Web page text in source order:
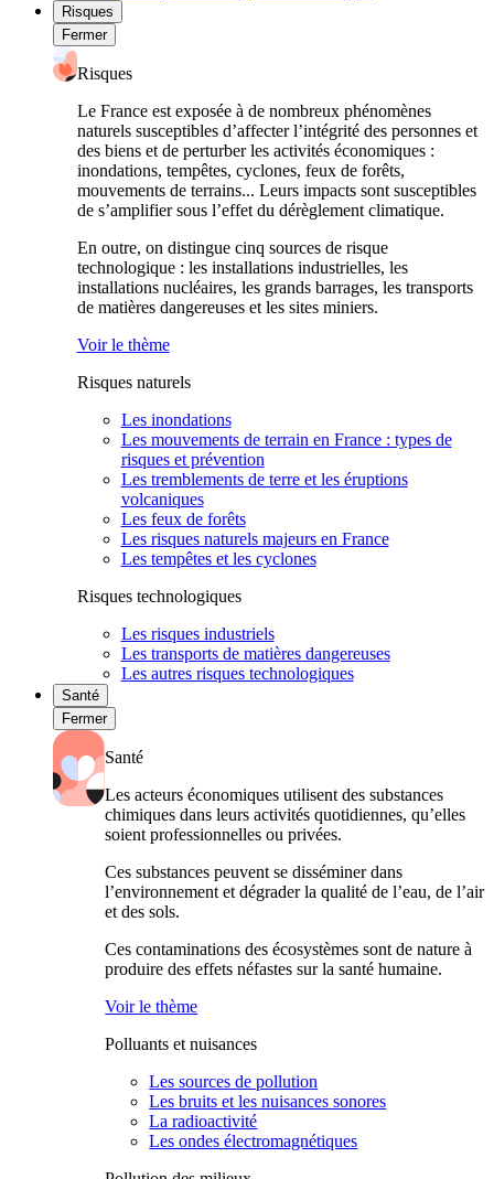
Risques
Fermer
Risques
Le France est exposée à de nombreux phénomènes
naturels susceptibles d’affecter l’intégrité des personnes et
des biens et de perturber les activités économiques :
inondations, tempêtes, cyclones, feux de forêts,
mouvements de terrains... Leurs impacts sont susceptibles
de s’amplifier sous l’effet du dérèglement climatique.
En outre, on distingue cinq sources de risque
technologique : les installations industrielles, les
installations nucléaires, les grands barrages, les transports
de matières dangereuses et les sites miniers.
Voir le thème
Risques naturels
Les inondations
Les mouvements de terrain en France : types de
risques et prévention
Les tremblements de terre et les éruptions
volcaniques
Les feux de forêts
Les risques naturels majeurs en France
Les tempêtes et les cyclones
Risques technologiques
Les risques industriels
Les transports de matières dangereuses
Les autres risques technologiques
Santé
Fermer
Santé
Les acteurs économiques utilisent des substances
chimiques dans leurs activités quotidiennes, qu’elles
soient professionnelles ou privées.
Ces substances peuvent se disséminer dans
l’environnement et dégrader la qualité de l’eau, de l’air
et des sols.
Ces contaminations des écosystèmes sont de nature à
produire des effets néfastes sur la santé humaine.
Voir le thème
Polluants et nuisances
Les sources de pollution
Les bruits et les nuisances sonores
La radioactivité
Les ondes électromagnétiques